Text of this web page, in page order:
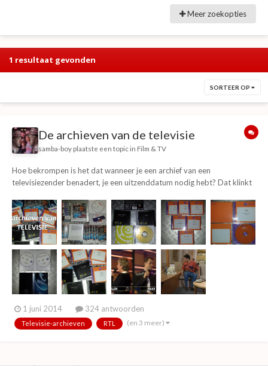
Meer zoekopties
1 resultaat gevonden
SORTEER OP
De archieven van de televisie
samba-boy plaatste een topic in Film & TV
Hoe bekrompen is het dat wanneer je een archief van een
televisiezender benadert, je een uitzenddatum nodig hebt? Dat klinkt
meestal een uitzending wil opvragen omdat je er meer informatie over
wil inwinnen, omdat je research doet...
1 juni 2014 324 antwoorden
Televisie-archieven RTL (en 3 meer)